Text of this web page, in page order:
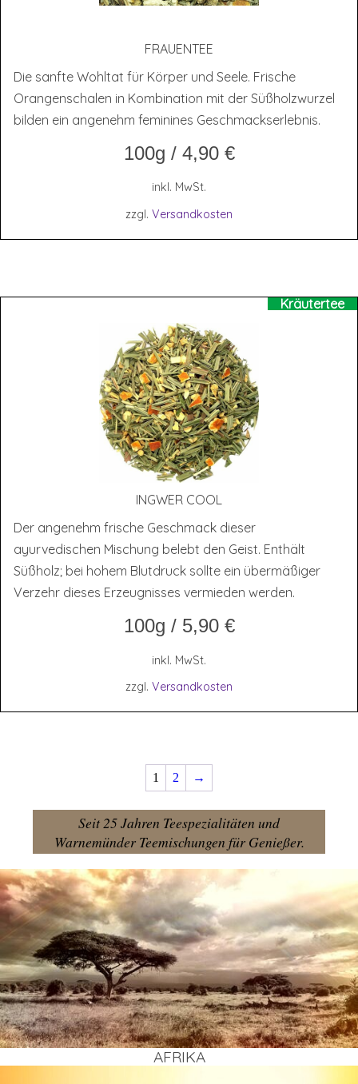
FRAU­EN­TEE
Die sanfte Wohltat für Körper und Seele. Frische
Orangenschalen in Kombination mit der Süßholzwurzel
bilden ein angenehm feminines Geschmackserlebnis.
100g / 4,90 €
inkl. MwSt.
zzgl. Versandkosten
Kräutertee
ING­WER COOL
Der angenehm frische Geschmack dieser
ayurvedischen Mischung belebt den Geist. Enthält
Süßholz; bei hohem Blutdruck sollte ein übermäßiger
Verzehr dieses Erzeugnisses vermieden werden.
100g / 5,90 €
inkl. MwSt.
zzgl. Versandkosten
1 2 →
Seit 25 Jahren Teespezialitäten und
Warnemünder Teemischungen für Genießer.
AFRI­KA